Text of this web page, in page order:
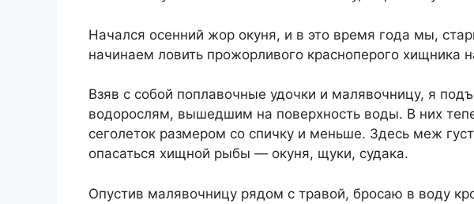
Начался осенний жор окуня, и в это время года мы,
начинаем ловить прожорливого красноперого хищника
Взяв с собой поплавочные удочки и малявочницу, я
водорослям, вышедшим на поверхность воды. В них
сеголеток размером со спичку и меньше. Здесь меж
опасаться хищной рыбы — окуня, щуки, судака.
Опустив малявочницу рядом с травой, бросаю в воду